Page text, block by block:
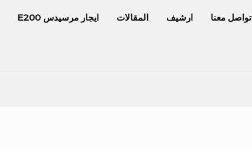
تواصل معنا ارشيف المقالات ايجار مرسيدس E200